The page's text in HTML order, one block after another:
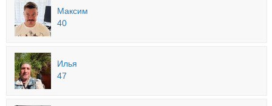
Максим
40
Илья
47